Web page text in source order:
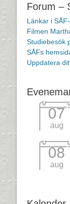
Forum –
Länkar i
Filmen
Studiebesök
SÅFs
Uppdatera
07
aug
08
aug